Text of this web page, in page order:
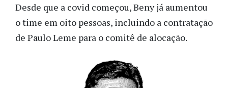
Desde que a covid começou, Beny já aumentou
o time em oito pessoas, incluindo a contratação
de Paulo Leme para o comitê de alocação.